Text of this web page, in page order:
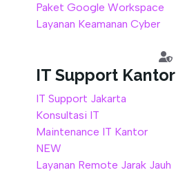
Paket Google Workspace
Layanan Keamanan Cyber
IT Support Kantor
IT Support Jakarta
Konsultasi IT
Maintenance IT Kantor
NEW
Layanan Remote Jarak Jauh